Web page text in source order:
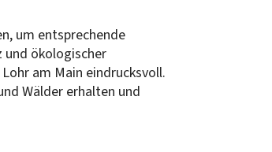
um entsprechende
ökologischer
am Main eindrucksvoll.
Wälder erhalten und